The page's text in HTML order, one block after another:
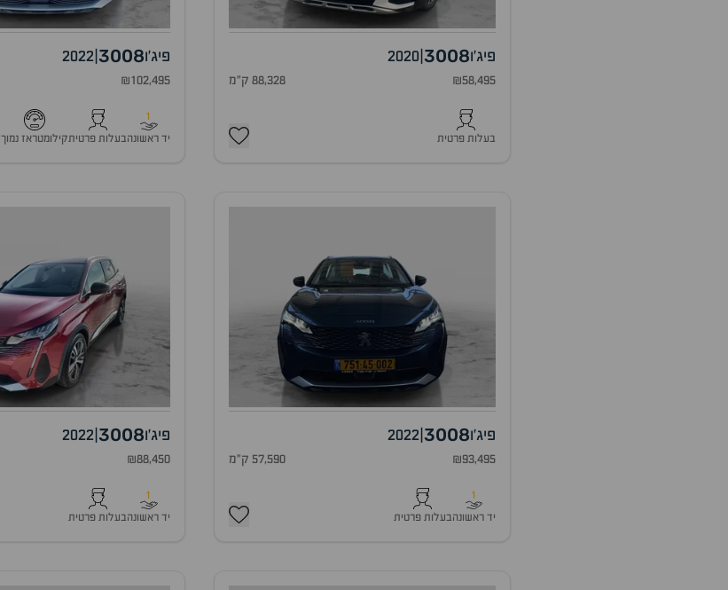
פיג'ו3008
2020
₪58,495 88,328 ק"מ
בעלות פרטית
פיג'ו3008
2022
₪102,495
1
יד ראשונהבעלות פרטיתקילומטראז נמוך
פיג'ו3008
|
2022
₪93,495 57,590 ק"מ
1
יד ראשונהבעלות פרטית
פיג'ו3008
2022
₪88,450
1
יד ראשונהבעלות פרטית